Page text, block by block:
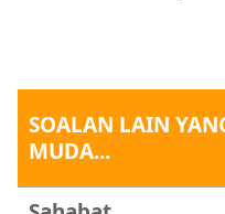
SOALAN LAIN
MUDA...